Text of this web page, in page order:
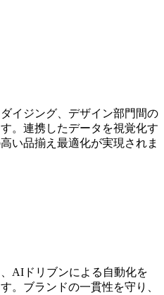
イジング、デザイン部門間の
。連携したデータを視覚化す
い品揃え最適化が実現されま
AIドリブンによる自動化を
。ブランドの一貫性を守り、